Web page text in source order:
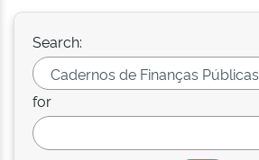
Search:
for